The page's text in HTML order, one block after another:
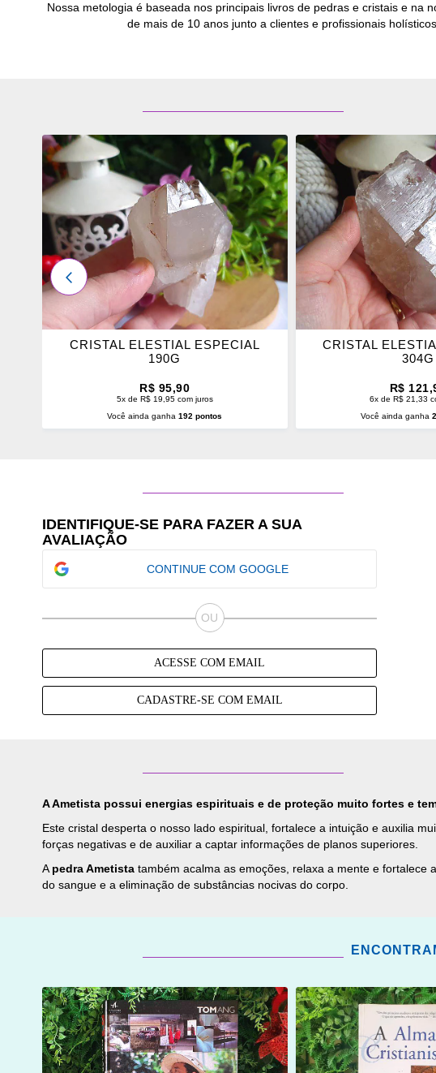
Nossa metologia é baseada nos principais livros de pedras e cristais e na
de mais de 10 anos junto a clientes e profissionais
ADICIONAR
FAVORITOS
CRISTAL ELESTIAL ESPECIAL
190G
R$ 95,90
5x de R$ 19,95 com juros
Você ainda ganha192 pontos
OS
FAVORITOS
CRISTAL
304G
R$
6x de R$ 21,33
Você ainda ganha
ANTERIOR
IDENTIFIQUE-SE PARA FAZER A SUA
AVALIAÇÃO
CONTINUE COM GOOGLE
ACESSE COM EMAIL
CADASTRE-SE COM EMAIL
AAmetista possui energias espirituais e de proteção muito fortes e
Este cristal desperta o nosso lado espiritual, fortalece a intuição e auxilia
forças negativas e de auxiliar a captar informações de planos superiores.
Apedra Ametista também acalma as emoções, relaxa a mente e fortalece
do sangue e a eliminação de substâncias nocivas do corpo.
ADICIONAR
OS
ADICIONAR
OS